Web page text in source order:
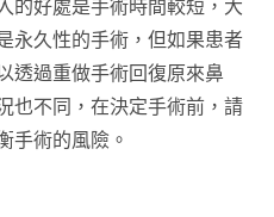
的好處是手術時間較短，大
永久性的手術，但如果患者
透過重做手術回復原來鼻
也不同，在決定手術前，請
手術的風險。